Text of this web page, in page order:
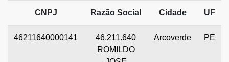
CNPJ Razão Social Cidade UF
46211640000141
46.211.640
ROMILDO
Arcoverde PE